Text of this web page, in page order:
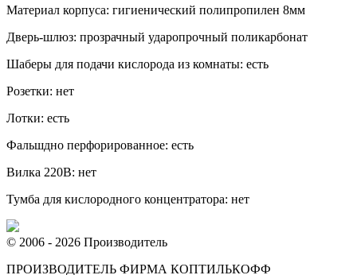
Материал корпуса: гигиенический полипропилен 8мм
Дверь-шлюз: прозрачный ударопрочный поликарбонат
Шаберы для подачи кислорода из комнаты: есть
Розетки: нет
Лотки: есть
Фальшдно перфорированное: есть
Вилка 220В: нет
Тумба для кислородного концентратора: нет
© 2006 - 2026 Производитель
ПРОИЗВОДИТЕЛЬ ФИРМА КОПТИЛЬКОФФ